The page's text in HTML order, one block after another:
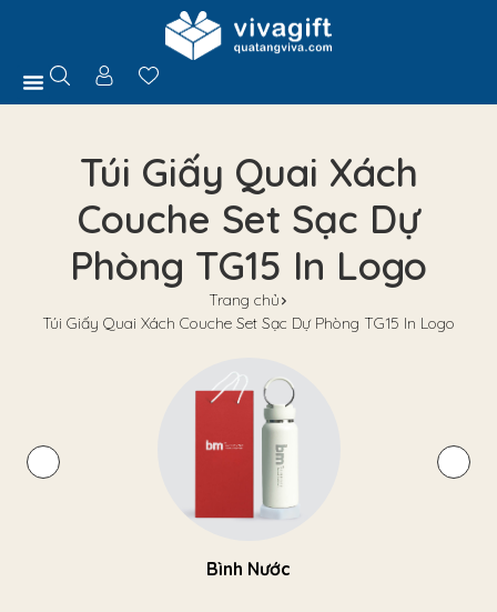
Túi Giấy Quai Xách
Couche Set Sạc Dự
Phòng TG15 In Logo
Trang chủ
Túi Giấy Quai Xách Couche Set Sạc Dự Phòng TG15 In Logo
Bình Nước